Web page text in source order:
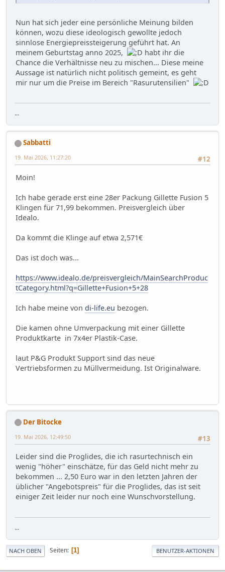
Nun hat sich jeder eine persönliche Meinung bilden
können, wozu diese ideologisch gewollte jedoch
sinnlose Energiepreissteigerung geführt hat. An
meinem Geburtstag anno 2025,
habt ihr die
Chance die Verhältnisse neu zu mischen... Diese meine
Aussage ist natürlich nicht politisch gemeint, es geht
mir nur um die Preise im Bereich "Rasurutensilien"
...
Sabbatti
#12
19. Mai 2026, 11:27:20
Moin!
Ich habe gerade erst eine 28er Packung Gillette Fusion 5
Klingen für 71,99 bekommen. Preisvergleich über
Idealo.
Da kommt die Klinge auf etwa 2,571€
Das ist doch was...
https://www.idealo.de/preisvergleich/MainSearchProduc
tCategory.html?q=Gillette+Fusion+5+28
Ich habe meine von di-life.eu bezogen.
Die kamen ohne Umverpackung mit einer Gillette
Produktkarte in 7x4er Plastik-Case.
laut P&G Produkt Support sind das neue
Vertriebsformen zu Müllvermeidung. Ist Originalware.
Der Bitocke
#13
19. Mai 2026, 12:49:50
Leider sind die Proglides, die ich rasurtechnisch ein
wenig "höher" einschätze, für das Geld nicht mehr zu
bekommen ... 2,50 Euro war in den letzten Jahren der
üblicher "Angebotspreis" für die Proglides, das ist seit
einiger Zeit leider nur noch eine Wunschvorstellung.
...
NACH OBEN Seiten 1 BENUTZER-AKTIONEN